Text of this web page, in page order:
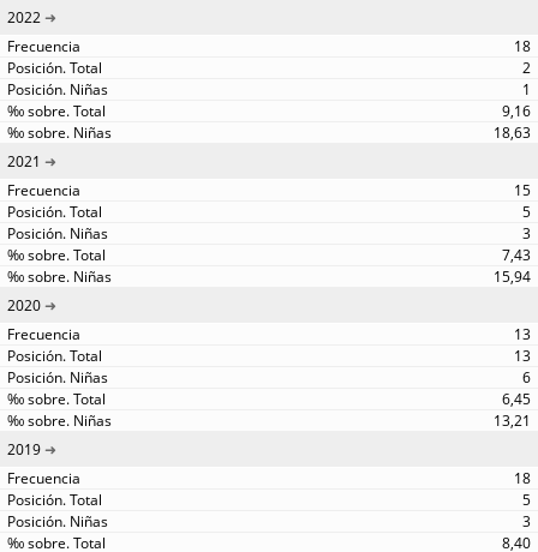
2022
18
2
1
9,16
18,63
2021
15
5
3
7,43
15,94
2020
13
13
6
6,45
13,21
2019
18
5
3
8,40